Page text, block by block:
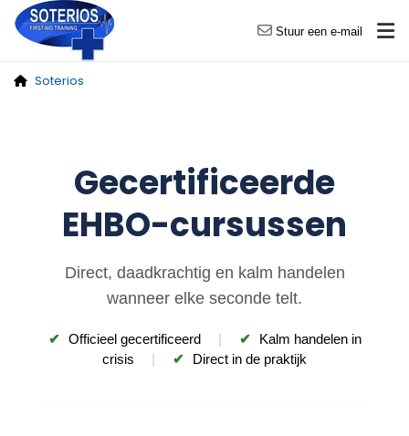
Stuur een e-mail
Soterios
Gecertificeerde
EHBO-cursussen
Direct, daadkrachtig en kalm handelen
wanneer elke seconde telt.
✔ Officieel gecertificeerd | ✔
Kalm handelen in
crisis
| ✔ Direct in de praktijk